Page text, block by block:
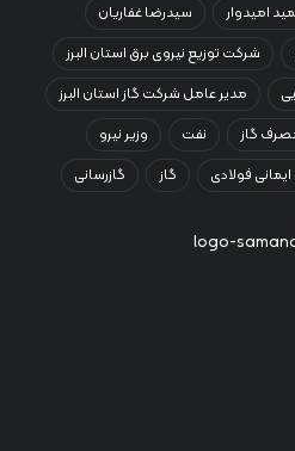
امیدوار
سیدرضا غفاریان
شرکت توزیع نیروی برق استان البرز
مدیر عامل شرکت گاز استان البرز
گاز نفت
وزیر نیرو
فولادی گاز گازرسانی